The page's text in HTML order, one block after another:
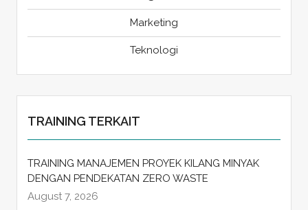
Marketing
Teknologi
TRAINING TERKAIT
TRAINING MANAJEMEN PROYEK KILANG MINYAK
DENGAN PENDEKATAN ZERO WASTE
August 7, 2026